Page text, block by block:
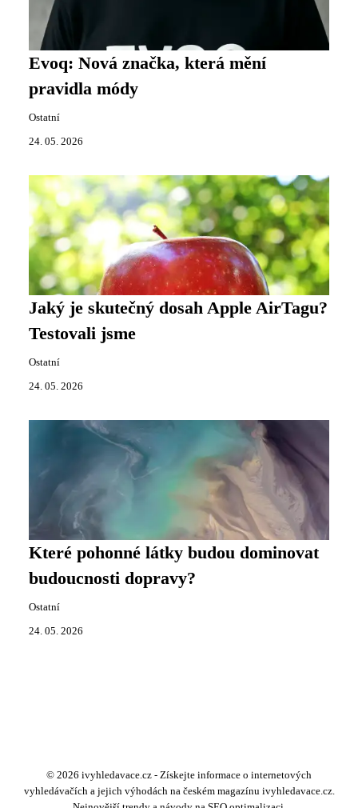
Evoq: Nová značka, která mění
pravidla módy
Ostatní
24. 05. 2026
Jaký je skutečný dosah Apple AirTagu?
Testovali jsme
Ostatní
24. 05. 2026
Které pohonné látky budou dominovat
budoucnosti dopravy?
Ostatní
24. 05. 2026
© 2026 ivyhledavace.cz - Získejte informace o internetových
vyhledávačích a jejich výhodách na českém magazínu ivyhledavace.cz.